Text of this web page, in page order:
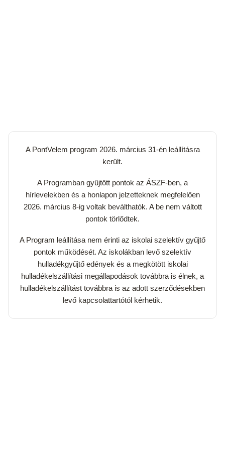
A PontVelem program 2026. március 31-én leállításra
került.
A Programban gyűjtött pontok az ÁSZF-ben, a
hírlevelekben és a honlapon jelzetteknek megfelelően
2026. március 8-ig voltak beválthatók. A be nem váltott
pontok törlődtek.
A Program leállítása nem érinti az iskolai szelektív gyűjtő
pontok működését. Az iskolákban levő szelektív
hulladékgyűjtő edények és a megkötött iskolai
hulladékelszállítási megállapodások továbbra is élnek, a
hulladékelszállítást továbbra is az adott szerződésekben
levő kapcsolattartótól kérhetik.